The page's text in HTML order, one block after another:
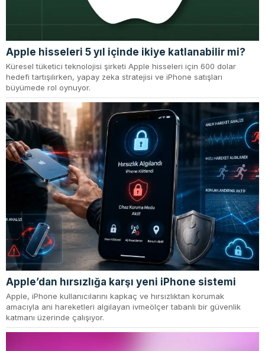
Apple hisseleri 5 yıl içinde ikiye katlanabilir mi?
Küresel tüketici teknolojisi şirketi Apple hisseleri için 600 dolar
hedefi tartışılırken, yapay zeka stratejisi ve iPhone satışları
büyümede rol oynuyor.
Apple’dan hırsızlığa karşı yeni iPhone sistemi
Apple, iPhone kullanıcılarını kapkaç ve hırsızlıktan korumak
amacıyla ani hareketleri algılayan ivmeölçer tabanlı bir güvenlik
katmanı üzerinde çalışıyor.